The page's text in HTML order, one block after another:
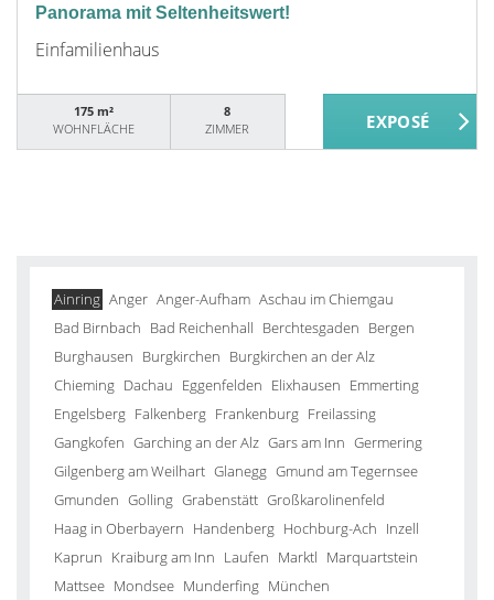
Panorama mit Seltenheitswert!
Einfamilienhaus
175 m²
WOHNFLÄCHE
8
ZIMMER
Ainring Anger Anger-Aufham Aschau im Chiemgau
Bad Birnbach Bad Reichenhall Berchtesgaden Bergen
Burghausen Burgkirchen Burgkirchen an der Alz
Chieming Dachau Eggenfelden Elixhausen Emmerting
Engelsberg Falkenberg Frankenburg Freilassing
Gangkofen Garching an der Alz Gars am Inn Germering
Gilgenberg am Weilhart Glanegg Gmund am Tegernsee
Gmunden Golling Grabenstätt Großkarolinenfeld
Haag in Oberbayern Handenberg Hochburg-Ach Inzell
Kaprun Kraiburg am Inn Laufen Marktl Marquartstein
Mattsee Mondsee Munderfing München